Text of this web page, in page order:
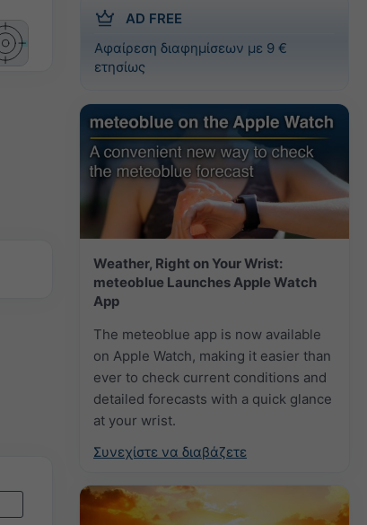
AD FREE
Αφαίρεση διαφημίσεων με 9 €
ετησίως
Weather, Right on Your Wrist:
meteoblue Launches Apple Watch
App
The meteoblue app is now available
on Apple Watch, making it easier than
ever to check current conditions and
detailed forecasts with a quick glance
at your wrist.
Συνεχίστε να διαβάζετε